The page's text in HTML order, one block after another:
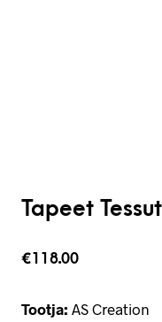
Tapeet
€118.00
Tootja: AS Creation